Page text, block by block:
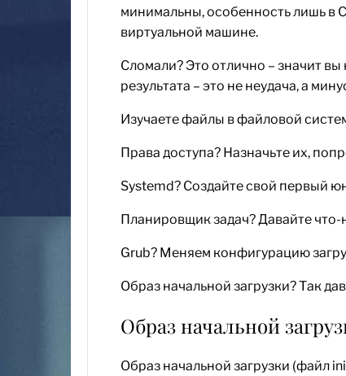
минимальны, особенность лишь в
виртуальной машине.
Сломали? Это отлично – значит
результата – это не неудача, а
Изучаете файлы в файловой
Права доступа? Назначьте их,
Systemd? Создайте свой первый
Планировщик задач? Давайте что-
Grub? Меняем конфигурацию
Образ начальной загрузки? Так
Образ начальной
Образ начальной загрузки (файл